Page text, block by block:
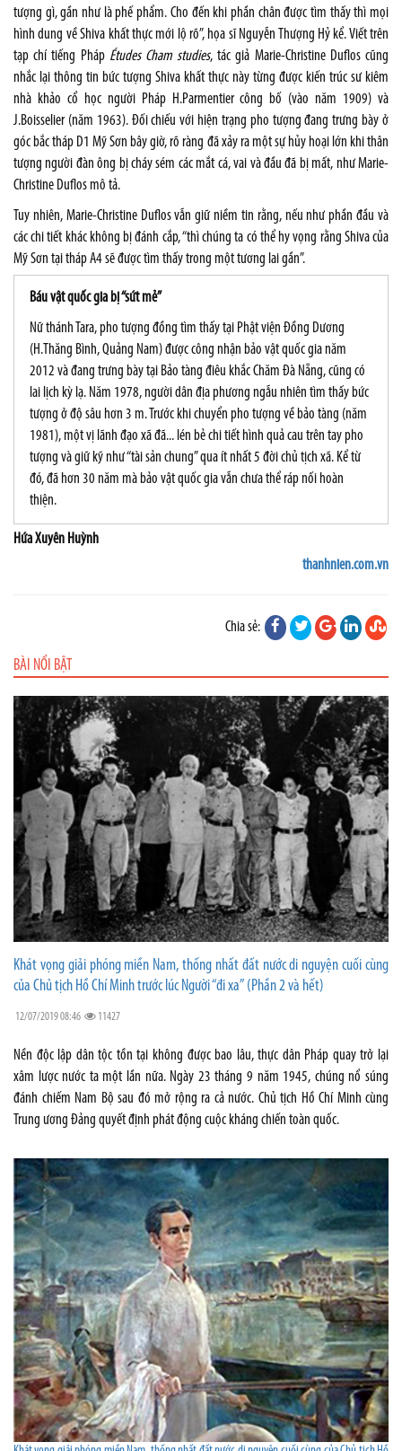
tượng gì, gần như là phế phẩm. Cho đến khi phần chân được tìm thấy thì mọi
hình dung về Shiva khất thực mới lộ rõ”, họa sĩ Nguyễn Thượng Hỷ kể. Viết trên
tạp chí tiếng Pháp Études Cham studies, tác giả Marie-Christine Duflos cũng
nhắc lại thông tin bức tượng Shiva khất thực này từng được kiến trúc sư kiêm
nhà khảo cổ học người Pháp H.Parmentier công bố (vào năm 1909) và
J.Boisselier (năm 1963). Đối chiếu với hiện trạng pho tượng đang trưng bày ở
góc bắc tháp D1 Mỹ Sơn bây giờ, rõ ràng đã xảy ra một sự hủy hoại lớn khi thân
tượng người đàn ông bị cháy sém các mắt cá, vai và đầu đã bị mất, như Marie-
Christine Duflos mô tả.
Tuy nhiên, Marie-Christine Duflos vẫn giữ niềm tin rằng, nếu như phần đầu và
các chi tiết khác không bị đánh cắp, “thì chúng ta có thể hy vọng rằng Shiva của
Mỹ Sơn tại tháp A4 sẽ được tìm thấy trong một tương lai gần”.
Báu vật quốc gia bị “sứt mẻ”
Nữ thánh Tara, pho tượng đồng tìm thấy tại Phật viện Đồng Dương
(H.Thăng Bình, Quảng Nam) được công nhận bảo vật quốc gia năm
2012 và đang trưng bày tại Bảo tàng điêu khắc Chăm Đà Nẵng, cũng có
lai lịch kỳ lạ. Năm 1978, người dân địa phương ngẫu nhiên tìm thấy bức
tượng ở độ sâu hơn 3 m. Trước khi chuyển pho tượng về bảo tàng (năm
1981), một vị lãnh đạo xã đã... lén bẻ chi tiết hình quả cau trên tay pho
tượng và giữ kỹ như “tài sản chung” qua ít nhất 5 đời chủ tịch xã. Kể từ
đó, đã hơn 30 năm mà bảo vật quốc gia vẫn chưa thể ráp nối hoàn
thiện.
Hứa Xuyên Huỳnh
thanhnien.com.vn
Chia sẻ:
BÀI NỔI BẬT
Khát vọng giải phóng miền Nam, thống nhất đất nước di nguyện cuối cùng
của Chủ tịch Hồ Chí Minh trước lúc Người “đi xa” (Phần 2 và hết)
12/07/2019 08:46 11427
Nền độc lập dân tộc tồn tại không được bao lâu, thực dân Pháp quay trở lại
xâm lược nước ta một lần nữa. Ngày 23 tháng 9 năm 1945, chúng nổ súng
đánh chiếm Nam Bộ sau đó mở rộng ra cả nước. Chủ tịch Hồ Chí Minh cùng
Trung ương Đảng quyết định phát động cuộc kháng chiến toàn quốc.